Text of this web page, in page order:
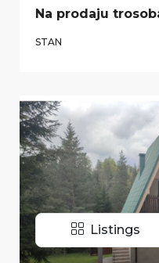
STAN
Listings